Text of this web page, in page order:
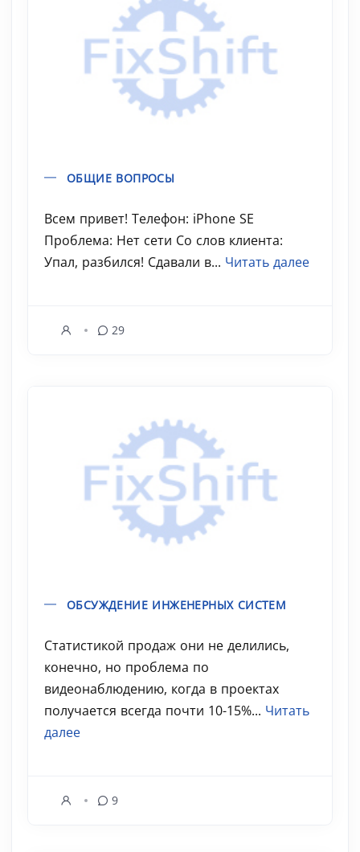
ОБЩИЕ ВОПРОСЫ
Всем привет! Телефон: iPhone SE
Проблема: Нет сети Со слов клиента:
Упал, разбился! Сдавали в... Читать далее
29
ОБСУЖДЕНИЕ ИНЖЕНЕРНЫХ СИСТЕМ
Статистикой продаж они не делились,
конечно, но проблема по
видеонаблюдению, когда в проектах
получается всегда почти 10-15%... Читать
далее
9